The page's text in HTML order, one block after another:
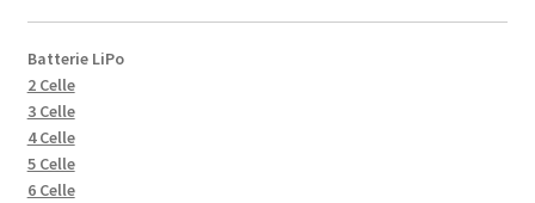
Batterie LiPo
2 Celle
3 Celle
4 Celle
5 Celle
6 Celle